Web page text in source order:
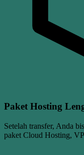
Paket Hosting
Setelah transfer, Anda
paket Cloud Hosting,